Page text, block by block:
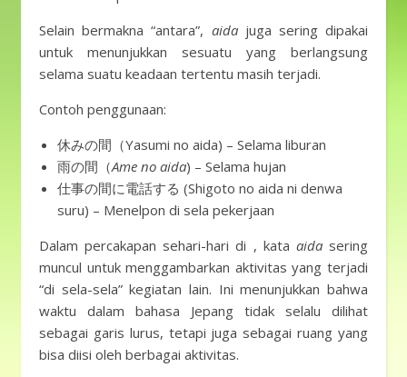
Selain bermakna “antara”, aidajuga sering dipakai
untuk menunjukkan sesuatu yang berlangsung
selama suatu keadaan tertentu masih terjadi.
Contoh penggunaan:
休みの間（Yasumi no aida) – Selama liburan
雨の間（Ame no aida) – Selama hujan
仕事の間に電話する (Shigoto no aida ni denwa
suru) – Menelpon di sela pekerjaan
Dalam percakapan sehari-hari di , kata aidasering
muncul untuk menggambarkan aktivitas yang terjadi
“di sela-sela” kegiatan lain. Ini menunjukkan bahwa
waktu dalam bahasa Jepang tidak selalu dilihat
sebagai garis lurus, tetapi juga sebagai ruang yang
bisa diisi oleh berbagai aktivitas.